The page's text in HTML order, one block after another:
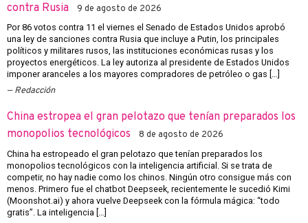
contra Rusia
9 de agosto de 2026
Por 86 votos contra 11 el viernes el Senado de Estados Unidos aprobó
una ley de sanciones contra Rusia que incluye a Putin, los principales
políticos y militares rusos, las instituciones económicas rusas y los
proyectos energéticos. La ley autoriza al presidente de Estados Unidos
imponer aranceles a los mayores compradores de petróleo o gas […]
Redacción
China estropea el gran pelotazo que tenían preparados los
monopolios tecnológicos
8 de agosto de 2026
China ha estropeado el gran pelotazo que tenían preparados los
monopolios tecnológicos con la inteligencia artificial. Si se trata de
competir, no hay nadie como los chinos. Ningún otro consigue más con
menos. Primero fue el chatbot Deepseek, recientemente le sucedió Kimi
(Moonshot.ai) y ahora vuelve Deepseek con la fórmula mágica: “todo
gratis”. La inteligencia […]